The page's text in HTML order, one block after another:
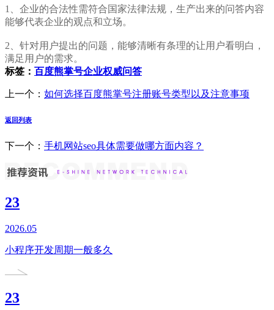
1、企业的合法性需符合国家法律法规，生产出来的问答内容
能够代表企业的观点和立场。
2、针对用户提出的问题，能够清晰有条理的让用户看明白，
满足用户的需求。
标签： 百度熊掌号企业权威问答
上一个： 如何选择百度熊掌号注册账号类型以及注意事项
返回列表
下一个： 手机网站seo具体需要做哪方面内容？
23
2026.05
小程序开发周期一般多久
23